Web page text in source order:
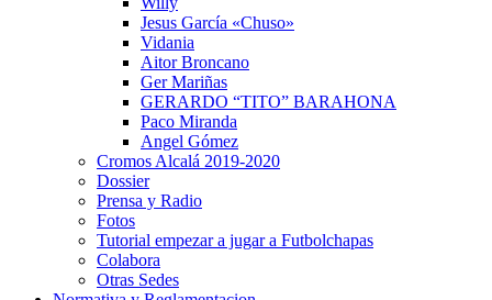
Jesus García «Chuso»
Vidania
Aitor Broncano
Ger Mariñas
GERARDO “TITO” BARAHONA
Paco Miranda
Angel Gómez
Cromos Alcalá 2019-2020
Dossier
Prensa y Radio
Fotos
Tutorial empezar a jugar a Futbolchapas
Colabora
Otras Sedes